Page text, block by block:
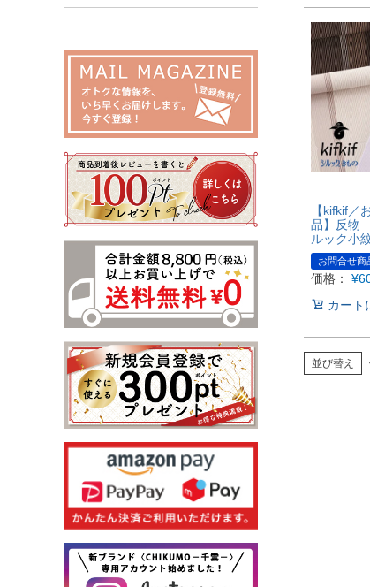
【kifkif／
品】反
ルック
お問合せ商
価格： ¥
カート
並び替え